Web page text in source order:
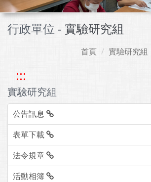
行政單位 - 實驗研究組
首頁 實驗研究組
:::
實驗研究組
公告訊息
表單下載
法令規章
活動相簿